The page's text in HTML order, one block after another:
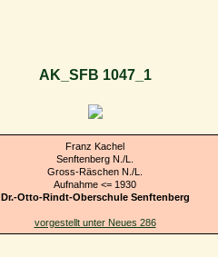
AK_SFB 1047_1
Franz Kachel
Senftenberg N./L.
Gross-Räschen N./L.
Aufnahme <= 1930
Dr.-Otto-Rindt-Oberschule Senftenberg
vorgestellt unter Neues 286